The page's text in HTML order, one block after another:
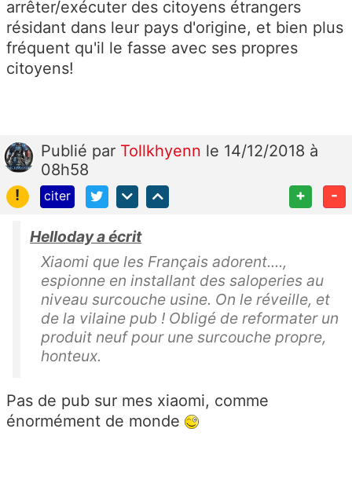
arrêter/exécuter des citoyens étrangers
résidant dans leur pays d'origine, et bien plus
fréquent qu'il le fasse avec ses propres
citoyens!
Publié par Tollkhyenn le 14/12/2018 à
08h58
!
citer + -
Helloday a écrit
Xiaomi que les Français adorent....,
espionne en installant des saloperies au
niveau surcouche usine. On le réveille, et
de la vilaine pub ! Obligé de reformater un
produit neuf pour une surcouche propre,
honteux.
Pas de pub sur mes xiaomi, comme
énormément de monde